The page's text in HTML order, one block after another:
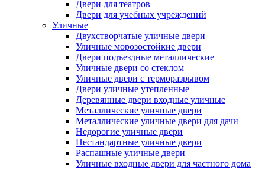
Двери для театров
Двери для учебных учреждений
Уличные
Двухстворчатые уличные двери
Уличные морозостойкие двери
Двери подъездные металлические
Уличные двери со стеклом
Уличные двери с терморазрывом
Двери уличные утепленные
Деревянные двери входные уличные
Металлические уличные двери
Металлические уличные двери для дачи
Недорогие уличные двери
Нестандартные уличные двери
Распашные уличные двери
Уличные входные двери для частного дома